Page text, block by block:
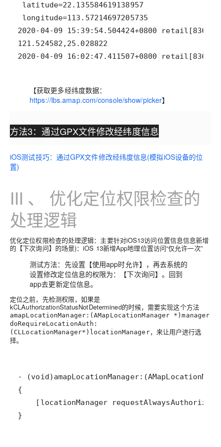
2020-04-09 16:02:47.411507+0800
【获取更多经纬度数据：
https://lbs.amap.com/console/show/picker】
方法3：通过GPX文件修改经纬度信息
iOS测试技巧：通过GPX文件修改经纬度信息(模拟iOS设备的位
置)
III 、 优化定位权限检查的
处理逻辑
优化定位权限检查的处理逻辑：主要针对iOS13访问位置信息信息新增
的【下次询问】的场景)：iOS 13新增App地理位置访问“仅允许一次”
测试方法：先设置【使用app时允许】，再去系统的
设置修改定位信息的权限为：【下次询问】。回到
app去更新定位信息。
定位之前，先检测权限，如果是
kCLAuthorizationStatusNotDetermined的时候，需要实现这个方法
amapLocationManager:(AMapLocationManager *)manager
doRequireLocationAuth:
(CLLocationManager*)locationManager，来让用户进行选
择。
}